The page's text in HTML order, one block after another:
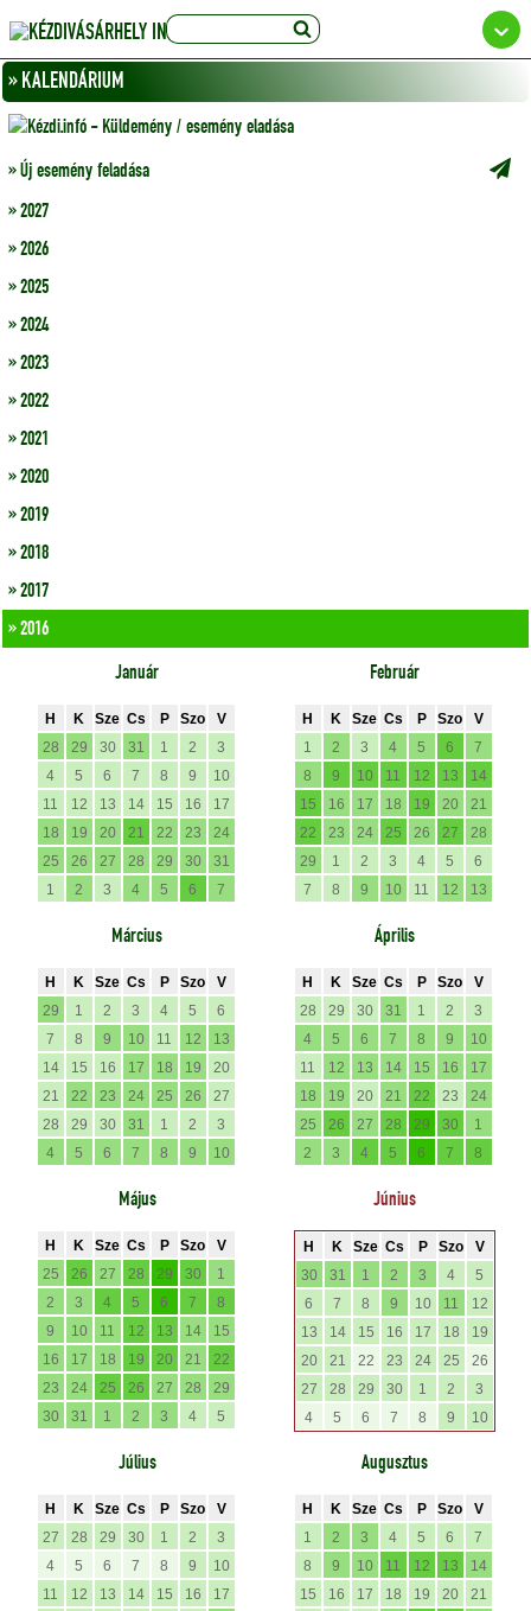
» KALENDÁRIUM
» Új esemény feladása
» 2027
» 2026
» 2025
» 2024
» 2023
» 2022
» 2021
» 2020
» 2019
» 2018
» 2017
» 2016
Január
H K Sze Cs P Szo
V
28
29 30 31 1 2
3
4
5 6 7 8 9
10
11
12 13 14 15 16
17
18
19 20 21 22 23
24
25
26 27 28 29 30
31
1
2 3 4 5 6 7
Február
H K Sze Cs P Szo
V
1
2 3 4 5 6
7
8
9 10 11 12 13
14
15
16 17 18 19 20
21
22
23 24 25 26 27
28
29
1 2 3 4 5
6
7
8 9 10 11 12 13
Március
H K Sze Cs P Szo
V
29
1 2 3 4 5
6
7
8 9 10 11 12
13
14
15 16 17 18 19
20
21
22 23 24 25 26
27
28
29 30 31 1 2
3
4
5 6 7 8 9 10
Április
H K Sze Cs P Szo
V
28
29 30 31 1 2
3
4
5 6 7 8 9
10
11
12 13 14 15 16
17
18
19 20 21 22 23
24
25
26 27 28 29 30
1
2
3 4 5 6 7 8
Május
H K Sze Cs P Szo
V
25
26 27 28 29 30
1
2
3 4 5 6 7
8
9
10 11 12 13 14
15
16
17 18 19 20 21
22
23
24 25 26 27 28
29
30
31 1 2 3 4 5
Június
H K Sze Cs P Szo
V
30
31 1 2 3 4
5
6
7 8 9 10 11
12
13
14 15 16 17 18
19
20
21 22 23 24 25
26
27
28 29 30 1 2
3
4
5 6 7 8 9 10
Július
H K Sze Cs P Szo
V
27
28 29 30 1 2
3
4
5 6 7 8 9
10
11
12 13 14 15 16
17
Augusztus
H K Sze Cs P Szo
V
1
2 3 4 5 6
7
8
9 10 11 12 13
14
15
16 17 18 19 20
21